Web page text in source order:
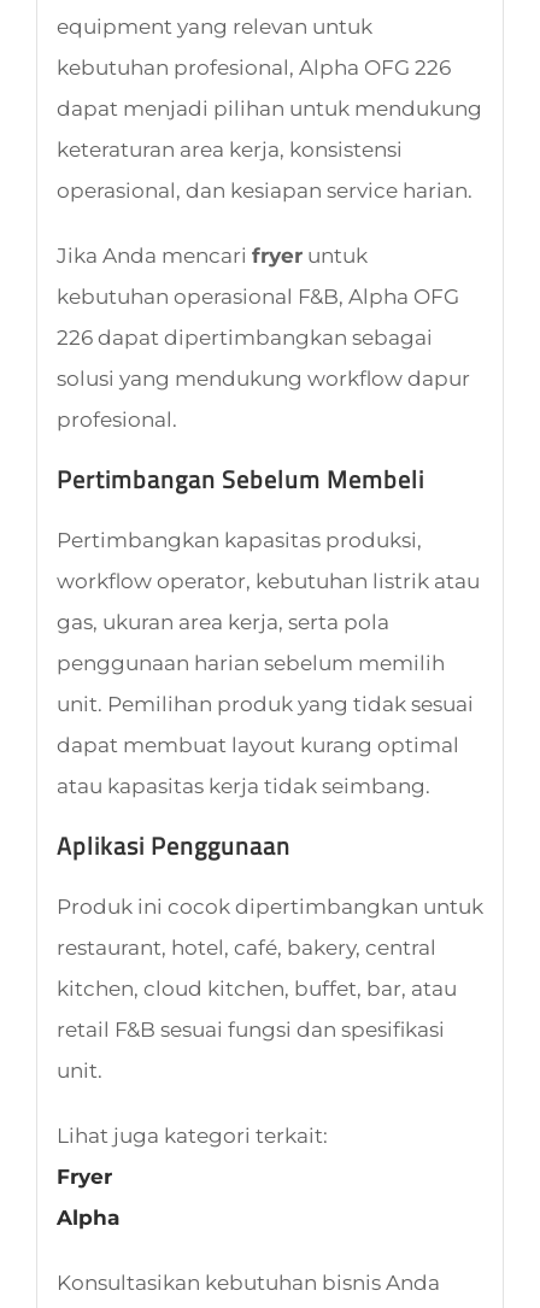
equipment yang relevan untuk
kebutuhan profesional, Alpha OFG 226
dapat menjadi pilihan untuk mendukung
keteraturan area kerja, konsistensi
operasional, dan kesiapan service harian.
Jika Anda mencari fryeruntuk
kebutuhan operasional F&B, Alpha OFG
226 dapat dipertimbangkan sebagai
solusi yang mendukung workflow dapur
profesional.
Pertimbangan Sebelum Membeli
Pertimbangkan kapasitas produksi,
workflow operator, kebutuhan listrik atau
gas, ukuran area kerja, serta pola
penggunaan harian sebelum memilih
unit. Pemilihan produk yang tidak sesuai
dapat membuat layout kurang optimal
atau kapasitas kerja tidak seimbang.
Aplikasi Penggunaan
Produk ini cocok dipertimbangkan untuk
restaurant, hotel, café, bakery, central
kitchen, cloud kitchen, buffet, bar, atau
retail F&B sesuai fungsi dan spesifikasi
unit.
Lihat juga kategori terkait:
Fryer
Alpha
Konsultasikan kebutuhan bisnis Anda